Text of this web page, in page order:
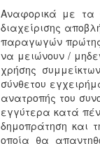
Αναφορικά με τα
διαχείρισης
παραγωγών πρώτης
να μειώνουν /
χρήσης
σύνθετου
ανατροπής του
εγγύτερα κατά
δημοπράτηση και
οποία θα